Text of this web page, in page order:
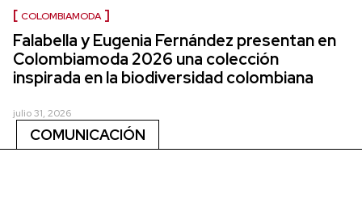
COLOMBIAMODA
Falabella y Eugenia Fernández presentan en
Colombiamoda 2026 una colección
inspirada en la biodiversidad colombiana
julio 31, 2026
COMUNICACIÓN